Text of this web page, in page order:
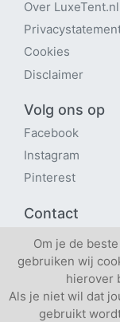
Over LuxeTent.nl
Cookies
Disclaimer
Volg ons op
Facebook
Instagram
Pinterest
Contact
Contactpagina
Verhuren via
Om je de
gebruiken wij
hierover
Als je niet wil dat
gebruikt